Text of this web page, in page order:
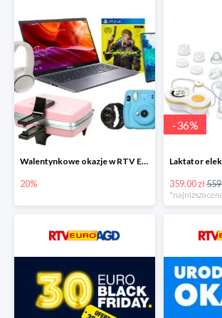
Walentynkowe okazje w RTV EURO AGD do -20%
20%
-36%
359.00 zł